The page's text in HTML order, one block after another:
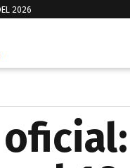
2026